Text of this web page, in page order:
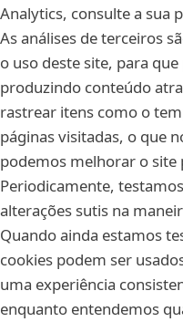
Analytics, consulte a sua
As análises de terceiros
o uso deste site, para
produzindo conteúdo
rastrear itens como o
páginas visitadas, o que
podemos melhorar o site
Periodicamente,
alterações sutis na
Quando ainda estamos
cookies podem ser
uma experiência
enquanto entendemos